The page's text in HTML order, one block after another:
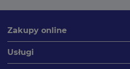
Zakupy online
Usługi